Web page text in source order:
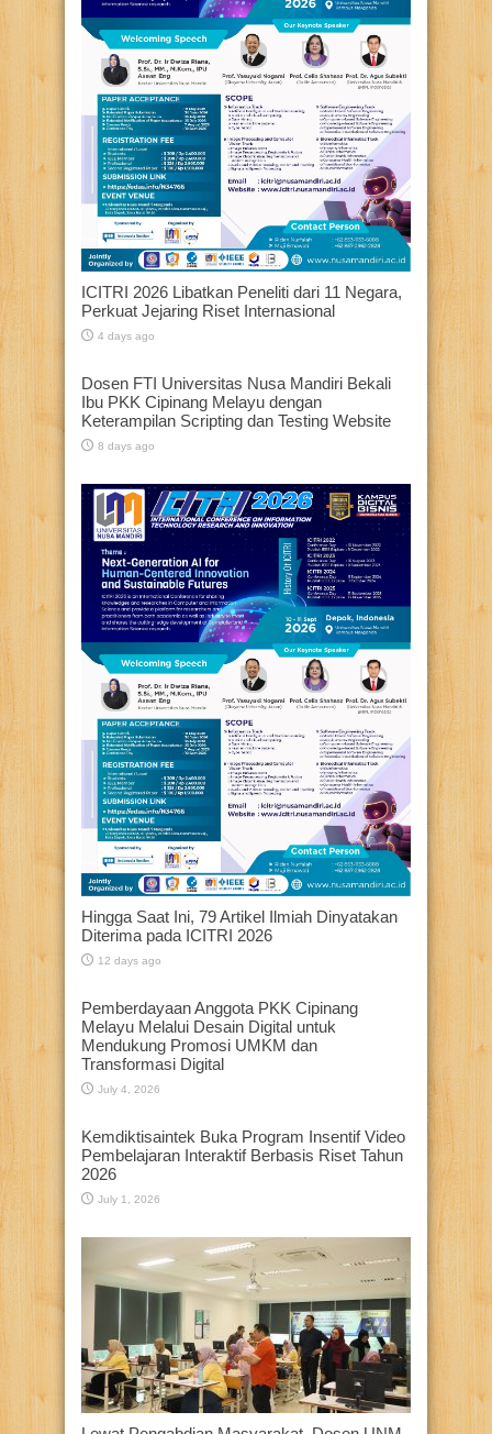
ICITRI 2026 Libatkan Peneliti dari 11 Negara,
Perkuat Jejaring Riset Internasional
4 days ago
Dosen FTI Universitas Nusa Mandiri Bekali
Ibu PKK Cipinang Melayu dengan
Keterampilan Scripting dan Testing Website
8 days ago
Hingga Saat Ini, 79 Artikel Ilmiah Dinyatakan
Diterima pada ICITRI 2026
12 days ago
Pemberdayaan Anggota PKK Cipinang
Melayu Melalui Desain Digital untuk
Mendukung Promosi UMKM dan
Transformasi Digital
July 4, 2026
Kemdiktisaintek Buka Program Insentif Video
Pembelajaran Interaktif Berbasis Riset Tahun
2026
July 1, 2026